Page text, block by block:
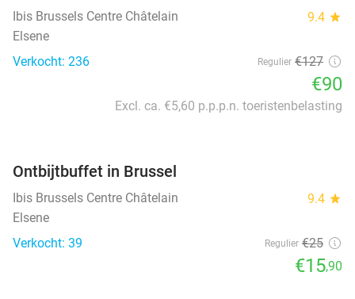
Ibis Brussels Centre Châtelain 9.4 star
Elsene
Verkocht: 236
Regulier €127
€90
Excl. ca. €5,60 p.p.p.n. toeristenbelasting
Ontbijtbuffet in Brussel
Ibis Brussels Centre Châtelain 9.4 star
Elsene
Verkocht: 39
Regulier €25
€15,90